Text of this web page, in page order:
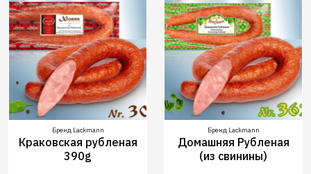
Бренд Lackmann
Краковская рубленая
390g
Бренд Lackmann
Домашняя Рубленая
(из свинины)